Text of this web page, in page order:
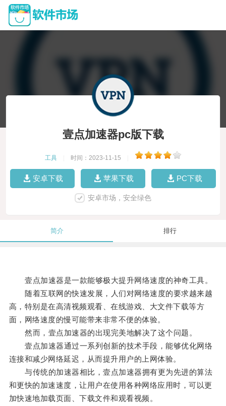
壹点加速器pc版下载
工具 时间：2023-11-15
安卓下载 苹果下载 PC下载
安卓市场，安全绿色
简介 排行
壹点加速器是一款能够极大提升网络速度的神奇工具。
随着互联网的快速发展，人们对网络速度的要求越来越
高，特别是在高清视频观看、在线游戏、大文件下载等方
面，网络速度的慢可能带来非常不便的体验。
然而，壹点加速器的出现完美地解决了这个问题。
壹点加速器通过一系列创新的技术手段，能够优化网络
连接和减少网络延迟，从而提升用户的上网体验。
与传统的加速器相比，壹点加速器拥有更为先进的算法
和更快的加速速度，让用户在使用各种网络应用时，可以更
加快速地加载页面、下载文件和观看视频。